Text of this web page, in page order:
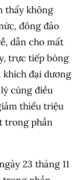
thấy không
đông đảo
dẫn cho mất
trực tiếp bóng
khích đại dương
cùng điều
thiểu triệu
trong phần
23 tháng 11